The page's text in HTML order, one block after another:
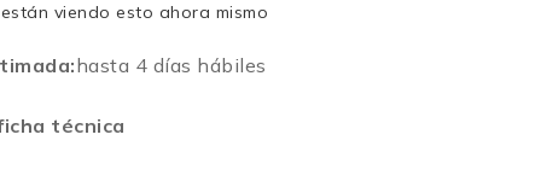
viendo esto ahora mismo
hasta 4 días hábiles
técnica